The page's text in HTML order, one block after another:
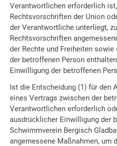
Verantwortlichen erforderlich
Rechtsvorschriften der Union
der Verantwortliche unterliegt,
Rechtsvorschriften
der Rechte und Freiheiten
der betroffenen Person
Einwilligung der betroffenen
Ist die Entscheidung (1) für den
eines Vertrags zwischen der
Verantwortlichen erforderlich
ausdrücklicher Einwilligung der
Schwimmverein Bergisch
angemessene Maßnahmen, um